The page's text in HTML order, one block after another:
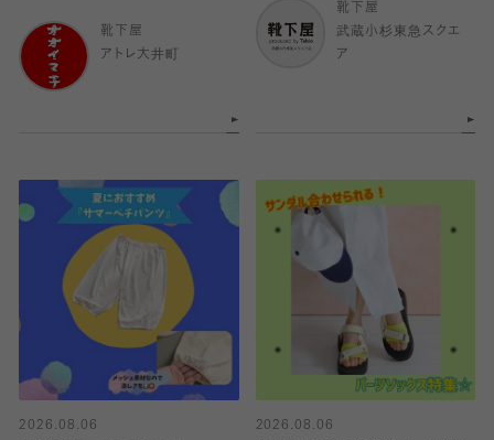
靴下屋
アトレ大井町
靴下屋
武蔵小杉東急スクエ
ア
2026.08.06
2026.08.06